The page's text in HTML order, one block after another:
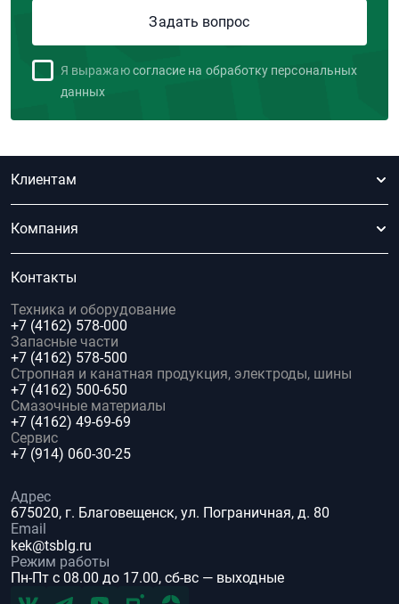
Я выражаю согласие на обработку персональных
данных
Клиентам
Компания
Контакты
Техника и оборудование
+7 (4162) 578-000
Запасные части
+7 (4162) 578-500
Стропная и канатная продукция, электроды, шины
+7 (4162) 500-650
Смазочные материалы
+7 (4162) 49-69-69
Сервис
+7 (914) 060-30-25
Адрес
675020, г. Благовещенск, ул. Пограничная, д. 80
Email
kek@tsblg.ru
Режим работы
Пн-Пт с 08.00 до 17.00, сб-вс — выходные